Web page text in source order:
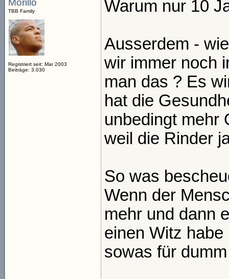
Morillo
TBB Family
Registriert seit: Mar 2003
Beiträge: 3.030
Warum nur 10
Ausserdem -
wir immer noch
man das ? Es
hat die
unbedingt mehr
weil die Rinder
So was
Wenn der
mehr und dann
einen Witz
sowas für